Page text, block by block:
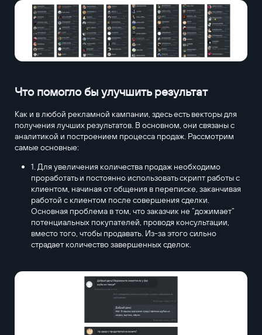
Что помогло бы улучшить результат
Как и в любой рекламной кампании, здесь есть векторы для
получения лучших результатов. В основном, они связаны с
аналитикой и построением процесса продаж. Рассмотрим
самые основные:
1. Для увеличения количества продаж необходимо
проработать и постоянно использовать скрипт работы с
клиентом, начиная от общения в переписке, заканчивая
работой с клиентом после совершения сделки.
Основная проблема в том, что заказчик не “дожимает”
потенциальных покупателей, проводя консультации,
вместо того, чтобы продавать. Из-за этого сильно
страдает количество завершенных сделок.